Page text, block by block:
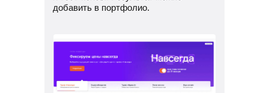
добавить в портфолио.